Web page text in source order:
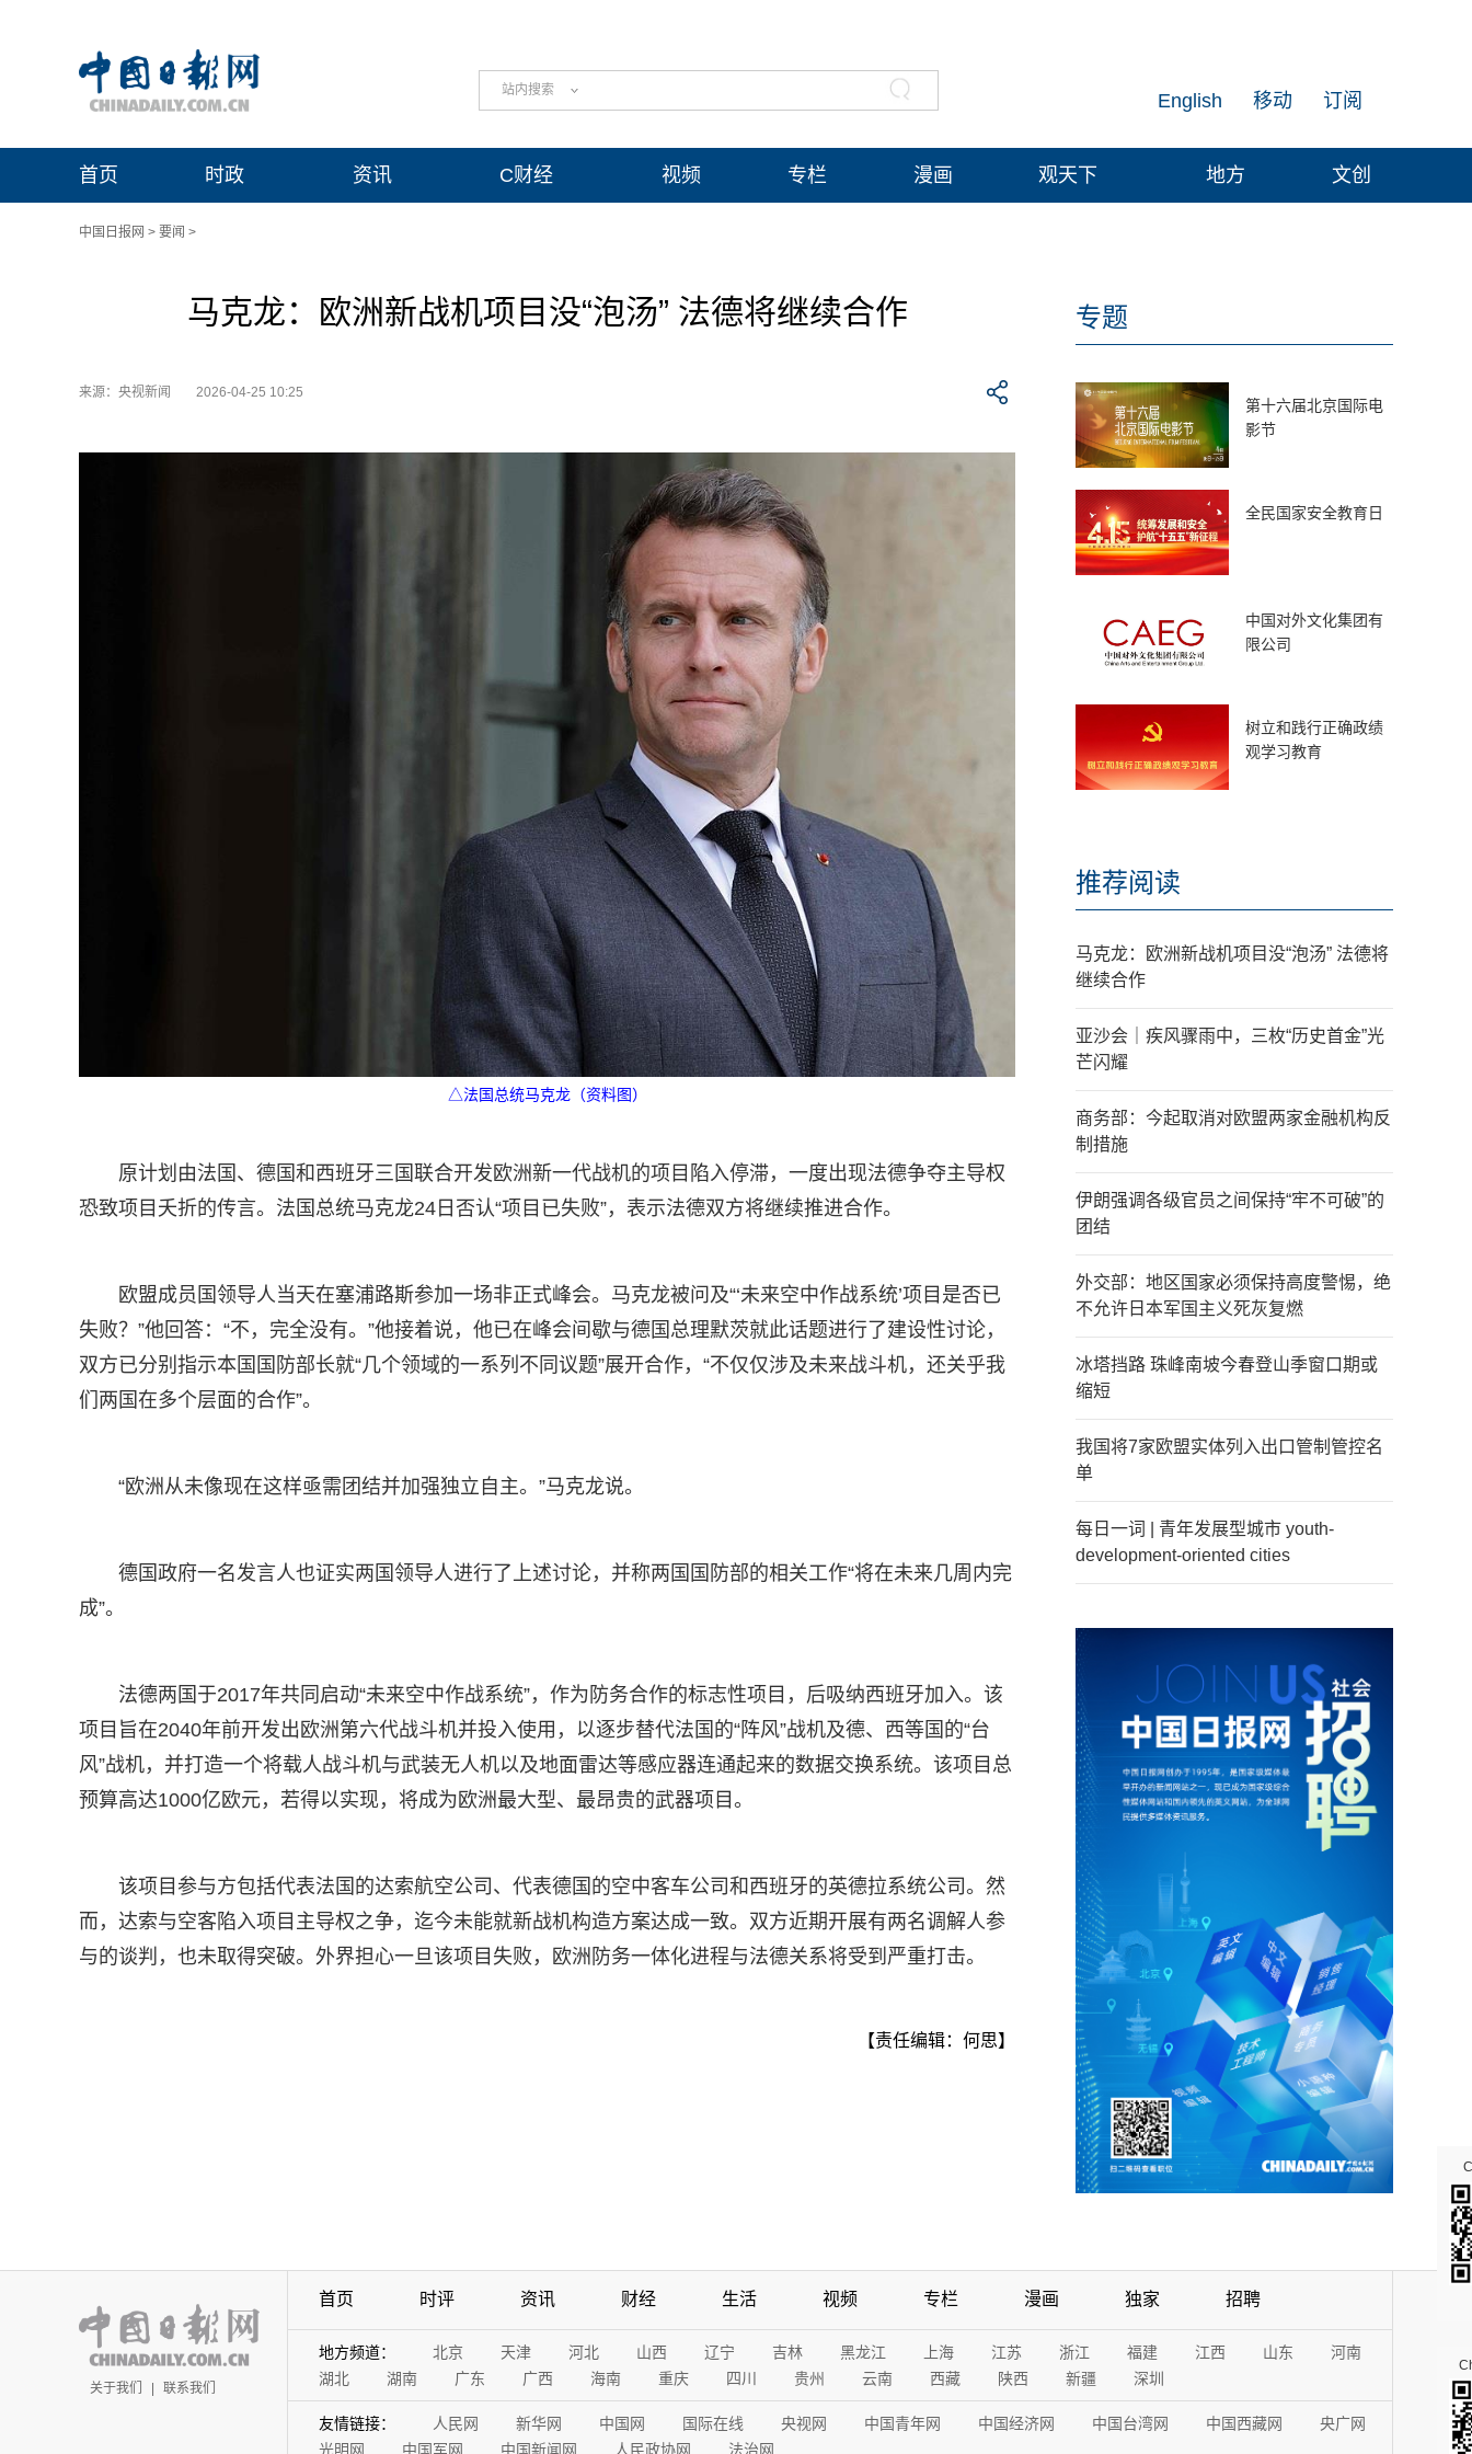
站内搜索 订阅
移动
English
首页 时政 资讯 C财经 视频 专栏 漫画 观天下 地方 文创
中国日报网 > 要闻 >
马克龙：欧洲新战机项目没“泡汤” 法德将继续合作
来源：央视新闻 2026-04-25 10:25
△法国总统马克龙（资料图）
原计划由法国、德国和西班牙三国联合开发欧洲新一代战机的项目陷入停滞，一度出现法德争夺主导权
恐致项目夭折的传言。法国总统马克龙24日否认“项目已失败”，表示法德双方将继续推进合作。
欧盟成员国领导人当天在塞浦路斯参加一场非正式峰会。马克龙被问及“‘未来空中作战系统’项目是否已
失败？”他回答：“不，完全没有。”他接着说，他已在峰会间歇与德国总理默茨就此话题进行了建设性讨论，
双方已分别指示本国国防部长就“几个领域的一系列不同议题”展开合作，“不仅仅涉及未来战斗机，还关乎我
们两国在多个层面的合作”。
“欧洲从未像现在这样亟需团结并加强独立自主。”马克龙说。
德国政府一名发言人也证实两国领导人进行了上述讨论，并称两国国防部的相关工作“将在未来几周内完
成”。
法德两国于2017年共同启动“未来空中作战系统”，作为防务合作的标志性项目，后吸纳西班牙加入。该
项目旨在2040年前开发出欧洲第六代战斗机并投入使用，以逐步替代法国的“阵风”战机及德、西等国的“台
风”战机，并打造一个将载人战斗机与武装无人机以及地面雷达等感应器连通起来的数据交换系统。该项目总
预算高达1000亿欧元，若得以实现，将成为欧洲最大型、最昂贵的武器项目。
该项目参与方包括代表法国的达索航空公司、代表德国的空中客车公司和西班牙的英德拉系统公司。然
而，达索与空客陷入项目主导权之争，迄今未能就新战机构造方案达成一致。双方近期开展有两名调解人参
与的谈判，也未取得突破。外界担心一旦该项目失败，欧洲防务一体化进程与法德关系将受到严重打击。
【责任编辑：何思】
专题
第十六届北京国际电
影节
全民国家安全教育日
中国对外文化集团有
限公司
树立和践行正确政绩
观学习教育
推荐阅读
马克龙：欧洲新战机项目没“泡汤” 法德将
继续合作
亚沙会｜疾风骤雨中，三枚“历史首金”光
芒闪耀
商务部：今起取消对欧盟两家金融机构反
制措施
伊朗强调各级官员之间保持“牢不可破”的
团结
外交部：地区国家必须保持高度警惕，绝
不允许日本军国主义死灰复燃
冰塔挡路 珠峰南坡今春登山季窗口期或
缩短
我国将7家欧盟实体列入出口管制管控名
单
每日一词 | 青年发展型城市 youth-
development-oriented cities
关于我们 | 联系我们
首页 时评 资讯 财经 生活 视频 专栏 漫画 独家 招聘
地方频道： 北京 天津 河北 山西 辽宁 吉林 黑龙江 上海 江苏 浙江 福建 江西 山东
河南
湖北
湖南 广东 广西 海南 重庆 四川 贵州 云南 西藏 陕西 新疆 深圳
友情链接： 人民网 新华网 中国网 国际在线 央视网 中国青年网 中国经济网 中国台湾网 中国西藏网
央广网
光明网
中国军网 中国新闻网 人民政协网 法治网